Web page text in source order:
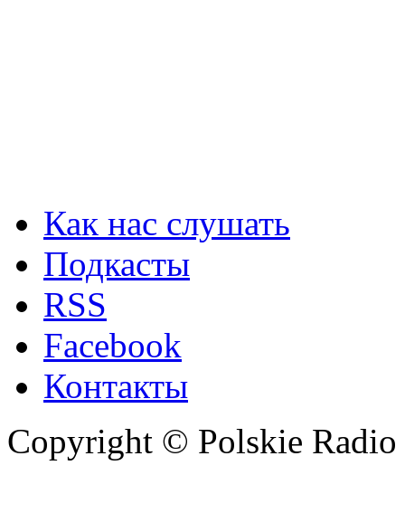
Как нас слушать
Подкасты
RSS
Facebook
Контакты
Copyright © Polskie